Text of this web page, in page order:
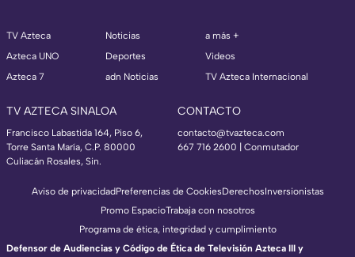
TV Azteca
Azteca UNO
Azteca 7
Noticias
Deportes
adn Noticias
a más +
Videos
TV Azteca Internacional
TV AZTECA SINALOA
Francisco Labastida 164, Piso 6,
Torre Santa María, C.P. 80000
Culiacán Rosales, Sin.
CONTACTO
contacto@tvazteca.com
667 716 2600 | Conmutador
Aviso de privacidadPreferencias de CookiesDerechosInversionistas
Promo EspacioTrabaja con nosotros
Programa de ética, integridad y cumplimiento
Defensor de Audiencias y Código de Ética de Televisión Azteca III y